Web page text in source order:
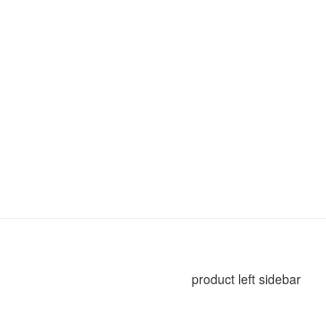
product left sidebar